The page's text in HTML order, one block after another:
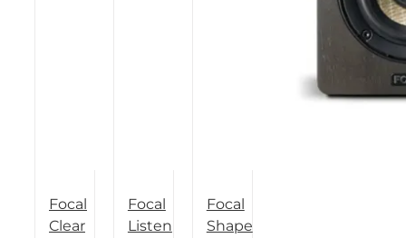
Focal
Clear
Focal
Listen
Focal
Shape